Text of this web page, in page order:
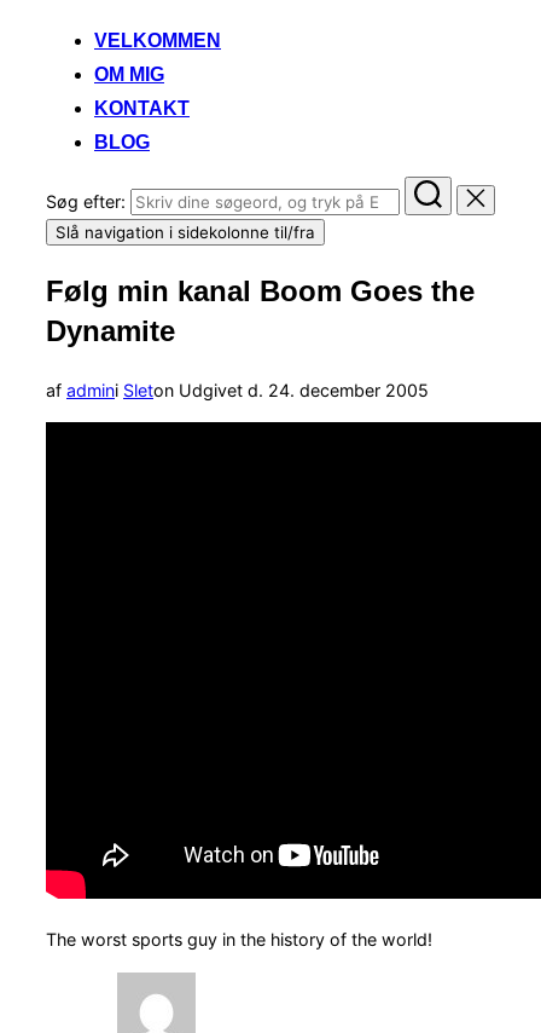
VELKOMMEN
OM MIG
KONTAKT
BLOG
Søg efter:
Slå navigation i sidekolonne til/fra
Følg min kanal Boom Goes the
Dynamite
af admini Sleton Udgivet d. 24. december 2005
The worst sports guy in the history of the world!